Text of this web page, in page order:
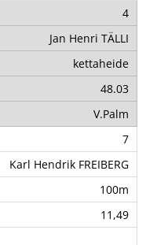
4
Jan Henri TÄLLI
kettaheide
48.03
V.Palm
7
Karl Hendrik FREIBERG
100m
11,49